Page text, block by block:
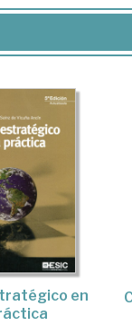
en